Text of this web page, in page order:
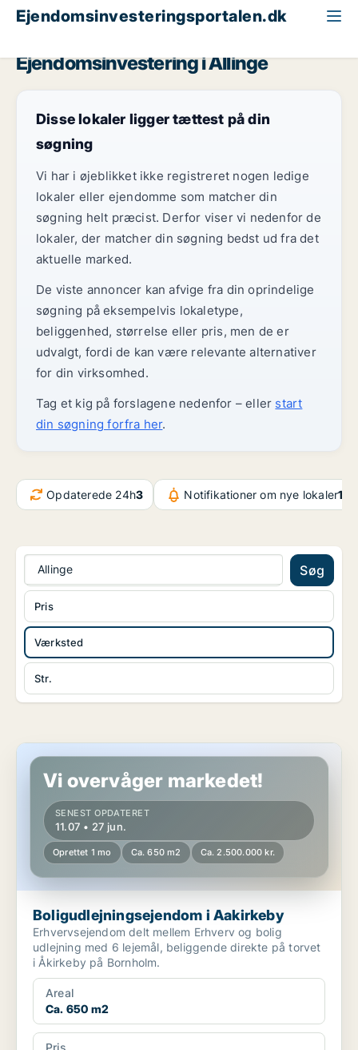
Ejendomsinvesteringsportalen.dk
Ejendomsinvestering i Allinge
Disse lokaler ligger tættest på din
søgning
Vi har i øjeblikket ikke registreret nogen ledige
lokaler eller ejendomme som matcher din
søgning helt præcist. Derfor viser vi nedenfor de
lokaler, der matcher din søgning bedst ud fra det
aktuelle marked.
De viste annoncer kan afvige fra din oprindelige
søgning på eksempelvis lokaletype,
beliggenhed, størrelse eller pris, men de er
udvalgt, fordi de kan være relevante alternativer
for din virksomhed.
Tag et kig på forslagene nedenfor – eller start
din søgning forfra her.
Opdaterede 24h3 Notifikationer om nye lokaler107
Allinge Søg
Værksted
Str.
Pris
Boligudlejningsejendom i Aakirkeby
Vi overvåger markedet!
SENEST OPDATERET
11.07 • 27 jun.
Oprettet 1 mo Ca. 650 m2 Ca. 2.500.000 kr.
Boligudlejningsejendom i Aakirkeby
Erhvervsejendom delt mellem Erhverv og bolig
udlejning med 6 lejemål, beliggende direkte på torvet
i Åkirkeby på Bornholm.
Areal
Ca. 650 m2